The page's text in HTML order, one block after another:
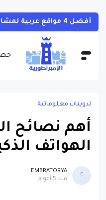
تدوينات معلوماتية
أهم نصائح
الهواتف
E
EMBRATORYA
منذ 5 أعوام